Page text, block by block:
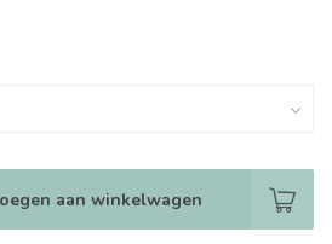
aan winkelwagen